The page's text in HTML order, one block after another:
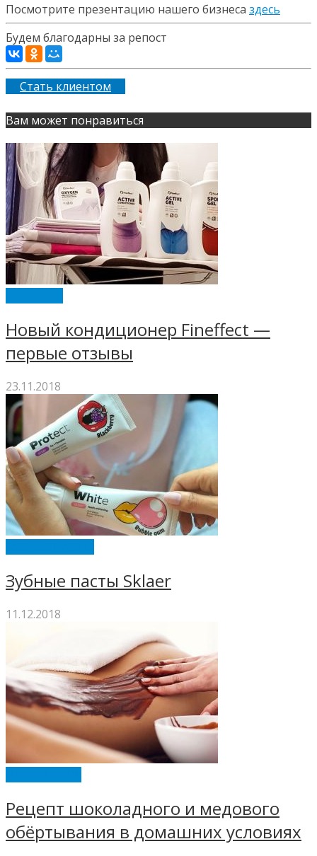
Посмотрите презентацию нашего бизнеса здесь
Будем благодарны за репост
Стать клиентом
Вам может понравиться
Новый кондиционер Fineffect —
первые отзывы
23.11.2018
Зубные пасты Sklaer
11.12.2018
Рецепт шоколадного и медового
обёртывания в домашних условиях